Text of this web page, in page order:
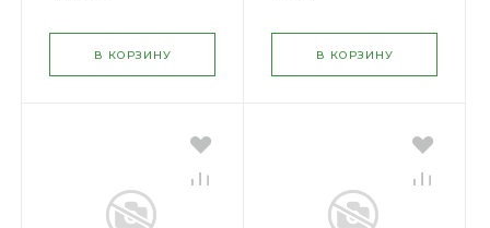
В КОРЗИНУ В КОРЗИНУ